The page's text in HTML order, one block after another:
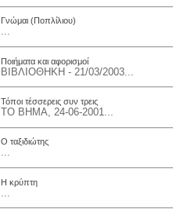
Γνώμαι (Ποπλίλιου)
...
Ποιήματα και αφορισμοί
ΒΙΒΛΙΟΘΗΚΗ - 21/03/2003...
Τόποι τέσσερεις συν τρεις
ΤΟ ΒΗΜΑ, 24-06-2001...
Ο ταξιδιώτης
...
Η κρύπτη